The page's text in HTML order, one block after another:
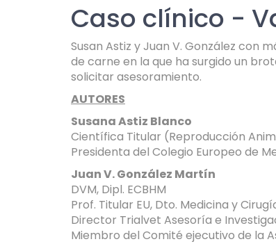
Caso clínico -
Susan Astiz y Juan V. González con
de carne en la que ha surgido un
solicitar asesoramiento.
AUTORES
Susana Astiz Blanco
Científica Titular (Reproducción
Presidenta del Colegio Europeo de
Juan V. González Martín
DVM, Dipl. ECBHM
Prof. Titular EU, Dto. Medicina y
Director Trialvet Asesoría e
Miembro del Comité ejecutivo de la